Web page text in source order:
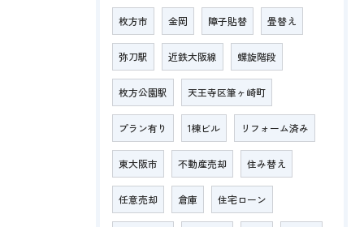
枚方市 金岡 障子貼替 畳替え
弥刀駅 近鉄大阪線 螺旋階段
枚方公園駅 天王寺区筆ヶ崎町
プラン有り 1棟ビル リフォーム済み
東大阪市 不動産売却 住み替え
任意売却 倉庫 住宅ローン